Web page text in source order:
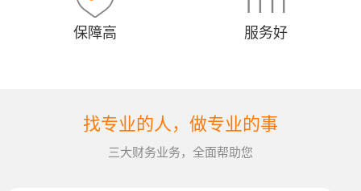
保障高 服务好
找专业的人，做专业的事
三大财务业务，全面帮助您